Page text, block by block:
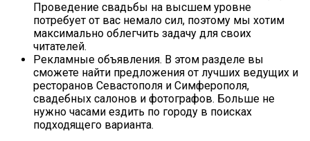
Проведение свадьбы на высшем уровне
потребует от вас немало сил, поэтому мы хотим
максимально облегчить задачу для своих
читателей.
Рекламные объявления. В этом разделе вы
сможете найти предложения от лучших ведущих и
ресторанов Севастополя и Симферополя,
свадебных салонов и фотографов. Больше не
нужно часами ездить по городу в поисках
подходящего варианта.